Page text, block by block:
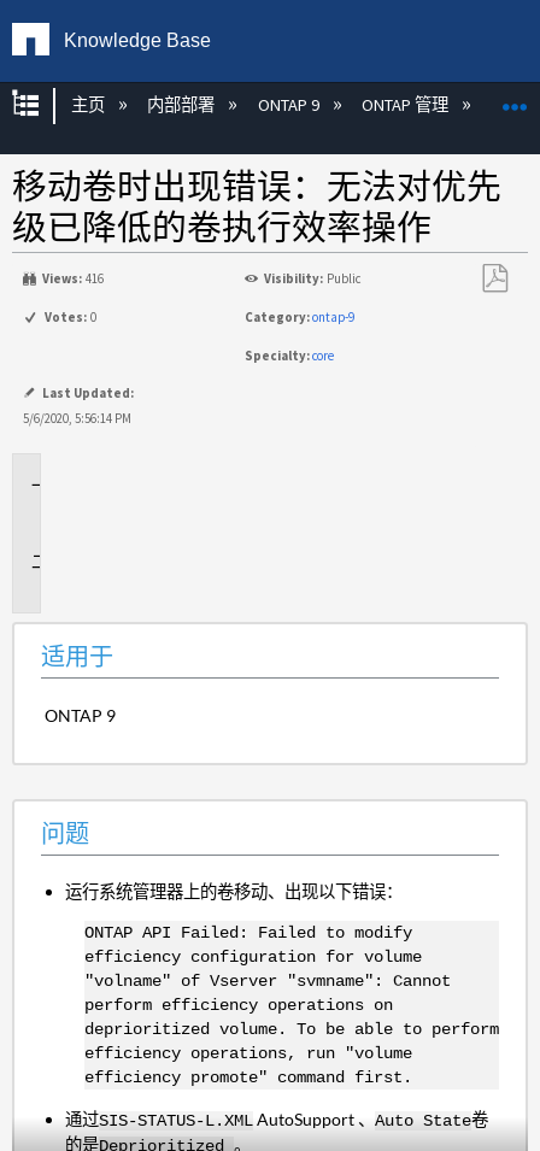
Knowledge Base
扩展/隐缩全局层次
主页 内部部署 ONTAP 9 ONTAP 管理 效率
移动卷时出现错误：无法对优先
级已降低的卷执行效率操作
Views: 416 Visibility: Public
Votes: 0 Category:ontap-9
Specialty:core
Last Updated:
5/6/2020, 5:56:14 PM
适用于
ONTAP 9
问题
运行系统管理器上的卷移动、出现以下错误：
ONTAP API Failed: Failed to modify
efficiency configuration for volume
"volname" of Vserver "svmname": Cannot
perform efficiency operations on
deprioritized volume. To be able to perform
efficiency operations, run "volume
efficiency promote" command first.
通过SIS-STATUS-L.XMLAutoSupport 、Auto State卷
的是Deprioritized。